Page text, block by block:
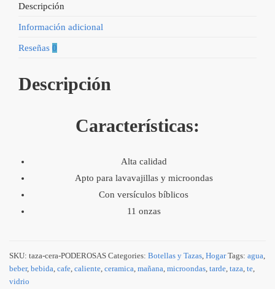
Descripción
Información adicional
Reseñas 0
Descripción
Características:
Alta calidad
Apto para lavavajillas y microondas
Con versículos bíblicos
11 onzas
SKU: taza-cera-PODEROSAS Categories: Botellas y Tazas, Hogar Tags: agua,
beber, bebida, cafe, caliente, ceramica, mañana, microondas, tarde, taza, te,
vidrio